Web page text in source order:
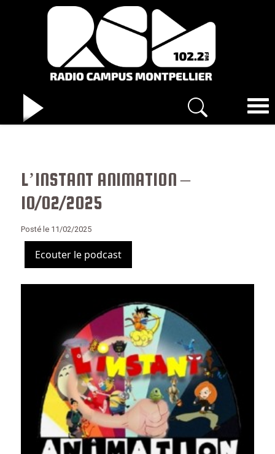
L’INSTANT ANIMATION –
10/02/2025
Posté le 11/02/2025
Ecouter le podcast